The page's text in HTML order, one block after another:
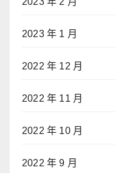
2023 年 1 月
2022 年 12 月
2022 年 11 月
2022 年 10 月
2022 年 9 月